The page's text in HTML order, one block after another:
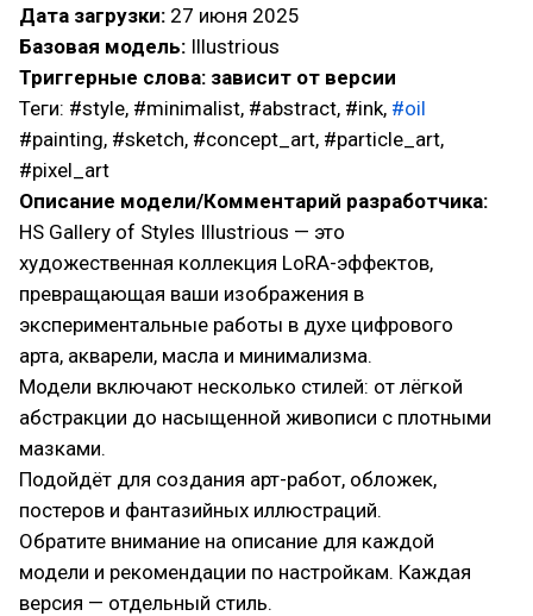
Дата загрузки: 27 июня 2025
Базовая модель: Illustrious
Триггерные слова: зависит от версии
Теги: #style, #minimalist, #abstract, #ink, #oil
#painting, #sketch, #concept_art, #particle_art,
#pixel_art
Описание модели/Комментарий разработчика:
HS Gallery of Styles Illustrious — это
художественная коллекция LoRA-эффектов,
превращающая ваши изображения в
экспериментальные работы в духе цифрового
арта, акварели, масла и минимализма.
Модели включают несколько стилей: от лёгкой
абстракции до насыщенной живописи с плотными
мазками.
Подойдёт для создания арт-работ, обложек,
постеров и фантазийных иллюстраций.
Обратите внимание на описание для каждой
модели и рекомендации по настройкам. Каждая
версия — отдельный стиль.